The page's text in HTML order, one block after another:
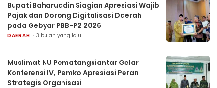
Bupati Baharuddin Siagian Apresiasi Wajib
Pajak dan Dorong Digitalisasi Daerah
pada Gebyar PBB-P2 2026
DAERAH 3 bulan yang lalu
Muslimat NU Pematangsiantar Gelar
Konferensi IV, Pemko Apresiasi Peran
Strategis Organisasi